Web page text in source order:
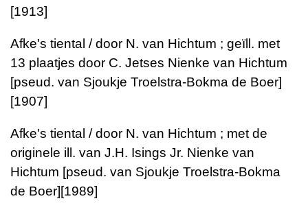
[1913]
Afke's tiental / door N. van Hichtum ; geïll. met
13 plaatjes door C. Jetses Nienke van Hichtum
[pseud. van Sjoukje Troelstra-Bokma de Boer]
[1907]
Afke's tiental / door N. van Hichtum ; met de
originele ill. van J.H. Isings Jr. Nienke van
Hichtum [pseud. van Sjoukje Troelstra-Bokma
de Boer][1989]